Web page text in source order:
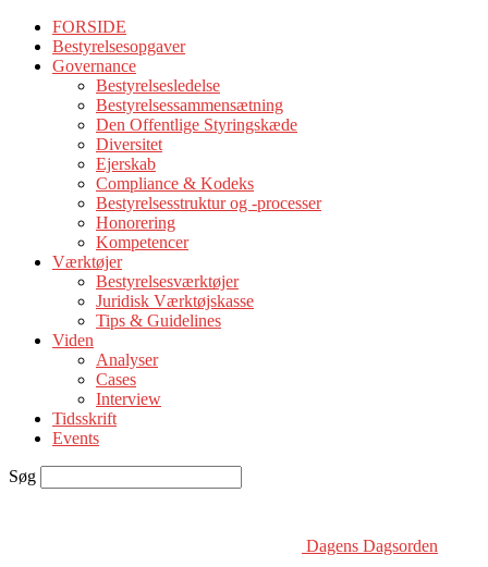
FORSIDE
Bestyrelsesopgaver
Governance
Bestyrelsesledelse
Bestyrelsessammensætning
Den Offentlige Styringskæde
Diversitet
Ejerskab
Compliance & Kodeks
Bestyrelsesstruktur og -processer
Honorering
Kompetencer
Værktøjer
Bestyrelsesværktøjer
Juridisk Værktøjskasse
Tips & Guidelines
Viden
Analyser
Cases
Interview
Tidsskrift
Events
Søg
Dagens Dagsorden